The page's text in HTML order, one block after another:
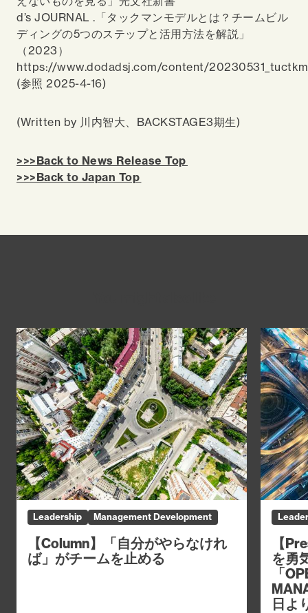
d’s JOURNAL .「タックマンモデルとは？チームビル
ディングの5つのステップと活用方法を解説」
（2023）
https://www.dodadsj.com/content/
(参照 2025-4-16)
(Written by 川内智大、BACKSTAGE3期生)
>>>Back to News Release Top
>>>Back to Japan Top
Leadership Management Development
【Column】「自分がやらなけれ
ば」がチームを止める
【
を勇
「
日よ